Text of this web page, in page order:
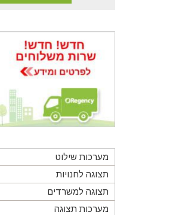
מערכות שילוט
תצוגה לחנויות
תצוגה למשרדים
מערכות תצוגה